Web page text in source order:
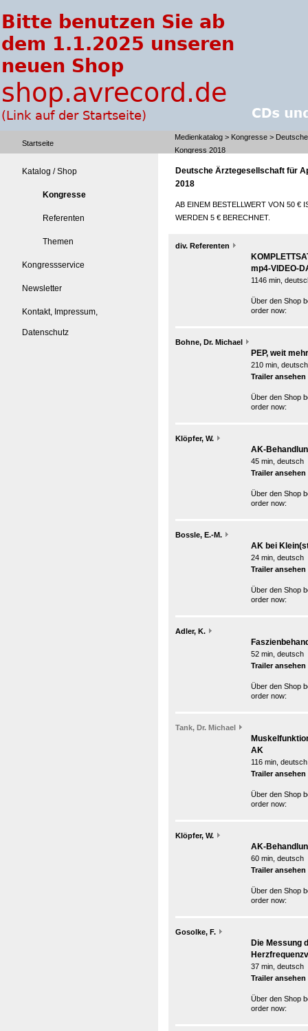
Startseite
Medienkatalog > Kongresse >
Kongress 2018
Katalog / Shop
Kongresse
Referenten
Themen
Kongressservice
Newsletter
Kontakt, Impressum,
Datenschutz
Deutsche Ärztegesellschaft für
2018
AB EINEM BESTELLWERT VON 50 €
WERDEN 5 € BERECHNET.
div. Referenten
mp4-VIDEO-
1146 min,
Über den Shop
order now:
Bohne, Dr. Michael
PEP, weit
210 min, deutsch
Trailer ansehen
Über den Shop
order now:
Klöpfer, W.
AK-
45 min, deutsch
Trailer ansehen
Über den Shop
order now:
Bossle, E.-M.
AK bei
24 min, deutsch
Trailer ansehen
Über den Shop
order now:
Adler, K.
52 min, deutsch
Trailer ansehen
Über den Shop
order now:
Tank, Dr. Michael
AK
116 min, deutsch
Trailer ansehen
Über den Shop
order now:
Klöpfer, W.
AK-
60 min, deutsch
Trailer ansehen
Über den Shop
order now:
Gosolke, F.
Die Messung
37 min, deutsch
Trailer ansehen
Über den Shop
order now: